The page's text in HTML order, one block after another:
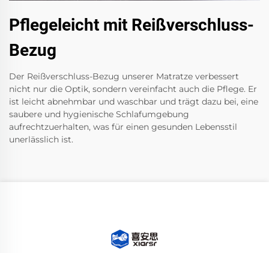
Pflegeleicht mit Reißverschluss-
Bezug
Der Reißverschluss-Bezug unserer Matratze verbessert
nicht nur die Optik, sondern vereinfacht auch die Pflege. Er
ist leicht abnehmbar und waschbar und trägt dazu bei, eine
saubere und hygienische Schlafumgebung
aufrechtzuerhalten, was für einen gesunden Lebensstil
unerlässlich ist.